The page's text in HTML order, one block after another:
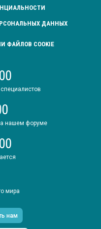
ДАННЫХ
ФАЙЛОВ COOKIE
нашем форуме
мира
нам